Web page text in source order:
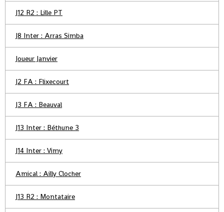
J12 R2 : Lille PT
J8 Inter : Arras Simba
Joueur Janvier
J2 FA : Flixecourt
J3 FA : Beauval
J13 Inter : Béthune 3
J14 Inter : Vimy
Amical : Ailly Clocher
J13 R2 : Montataire